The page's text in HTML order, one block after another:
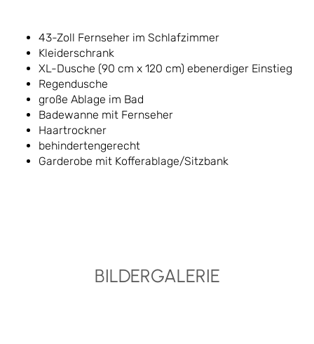
43-Zoll Fernseher im Schlafzimmer
Kleiderschrank
XL-Dusche (90 cm x 120 cm) ebenerdiger Einstieg
Regendusche
große Ablage im Bad
Badewanne mit Fernseher
Haartrockner
behindertengerecht
Garderobe mit Kofferablage/Sitzbank
BILDERGALERIE